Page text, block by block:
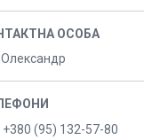
Олександр
+380 (95) 132-57-80